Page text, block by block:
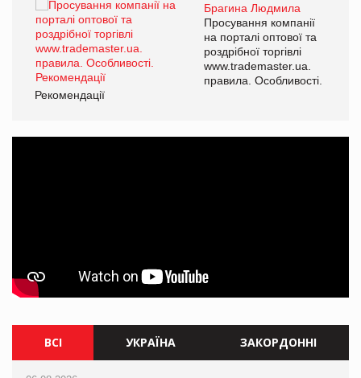
Брагина Людмила
Просування компанії
на порталі оптової та
роздрібної торгівлі
www.trademaster.ua.
правила. Особливості.
Рекомендації
ВСІ УКРАЇНА ЗАКОРДОННІ